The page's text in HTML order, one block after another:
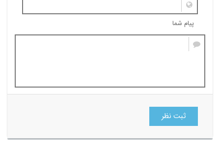
پیام شما
ثبت نظر